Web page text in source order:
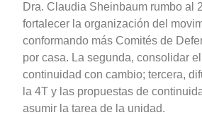
Dra. Claudia Sheinbaum rumbo al
fortalecer la organización del
conformando más Comités de
por casa. La segunda, consolidar
continuidad con cambio; tercera,
la 4T y las propuestas de
asumir la tarea de la unidad.